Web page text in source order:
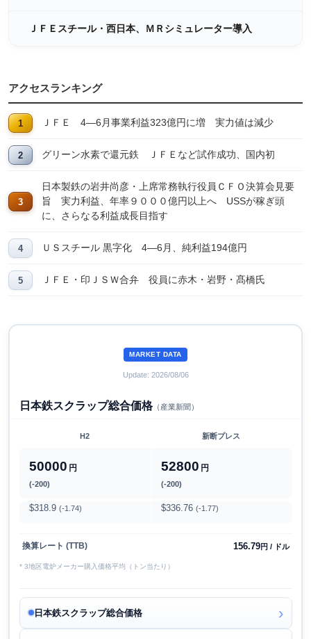
ＪＦＥスチール・西日本、ＭＲシミュレーター導入
アクセスランキング
ＪＦＥ 4―6月事業利益323億円に増 実力値は減少
グリーン水素で還元鉄 ＪＦＥなど試作成功、国内初
日本製鉄の岩井尚彦・上席常務執行役員ＣＦＯ決算会見要
旨 実力利益、年率９０００億円以上へ USSが稼ぎ頭
に、さらなる利益成長目指す
ＵＳスチール 黒字化 4―6月、純利益194億円
ＪＦＥ・印ＪＳＷ合弁 役員に赤木・岩野・髙橋氏
MARKET DATA
Update: 2026/08/06
日本鉄スクラップ総合価格（産業新聞）
H2 新断プレス
50000 円
(-200)
52800 円
(-200)
$318.9 (-1.74) $336.76 (-1.77)
換算レート (TTB) 156.79円 / ドル
* 3地区電炉メーカー購入価格平均（トン当たり）
日本鉄スクラップ総合価格